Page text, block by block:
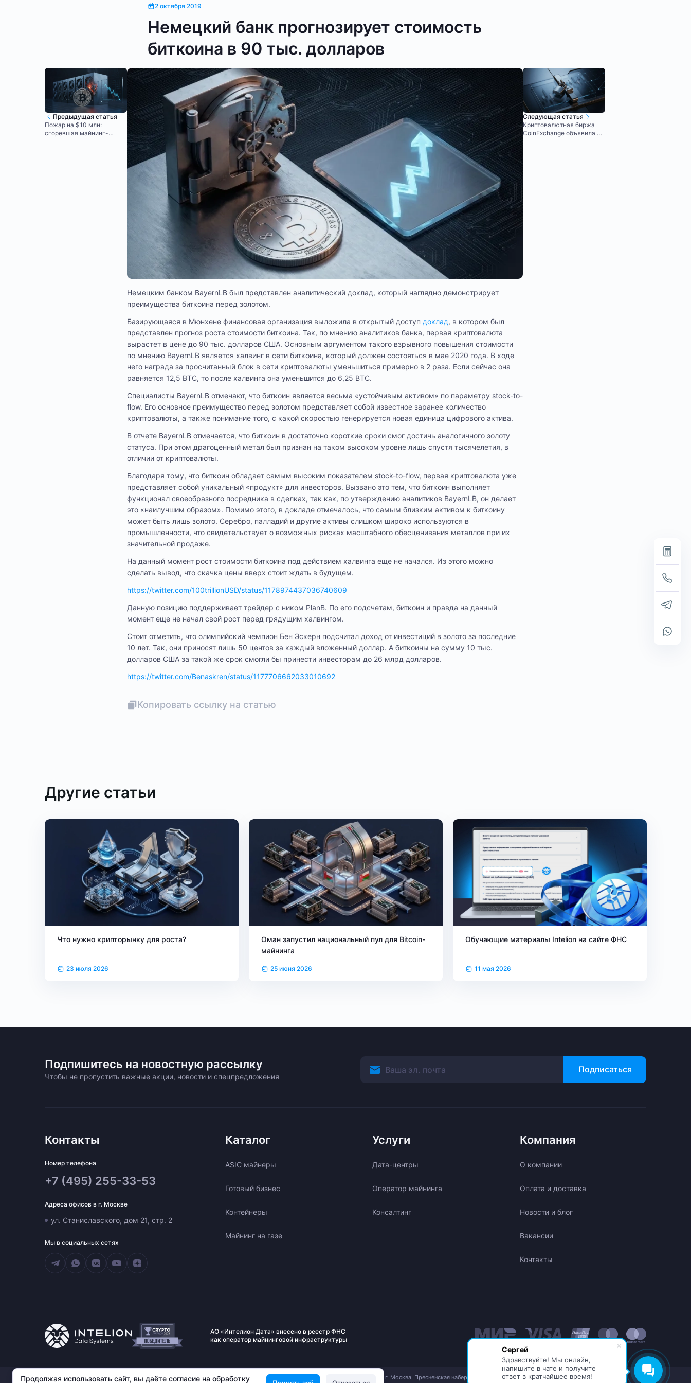
Сергей
Здравствуйте! Мы онлайн,
напишите в чате и получите
ответ в кратчайшее время!
2 октября 2019
Немецкий банк прогнозирует стоимость
биткоина в 90 тыс. долларов
Предыдущая статья
Пожар на $10 млн:
сгоревшая майнинг-
Немецким банком BayernLB был представлен аналитический доклад, который наглядно демонстрирует
преимущества биткоина перед золотом.
Базирующаяся в Мюнхене финансовая организация выложила в открытый доступ доклад, в котором был
представлен прогноз роста стоимости биткоина. Так, по мнению аналитиков банка, первая криптовалюта
вырастет в цене до 90 тыс. долларов США. Основным аргументом такого взрывного повышения стоимости
по мнению BayernLB является халвинг в сети биткоина, который должен состояться в мае 2020 года. В ходе
него награда за просчитанный блок в сети криптовалюты уменьшиться примерно в 2 раза. Если сейчас она
равняется 12,5 BTC, то после халвинга она уменьшится до 6,25 BTC.
Специалисты BayernLB отмечают, что биткоин является весьма «устойчивым активом» по параметру stock-to-
flow. Его основное преимущество перед золотом представляет собой известное заранее количество
криптовалюты, а также понимание того, с какой скоростью генерируется новая единица цифрового актива.
В отчете BayernLB отмечается, что биткоин в достаточно короткие сроки смог достичь аналогичного золоту
статуса. При этом драгоценный метал был признан на таком высоком уровне лишь спустя тысячелетия, в
отличии от криптовалюты.
Благодаря тому, что биткоин обладает самым высоким показателем stock-to-flow, первая криптовалюта уже
представляет собой уникальный «продукт» для инвесторов. Вызвано это тем, что биткоин выполняет
функционал своеобразного посредника в сделках, так как, по утверждению аналитиков BayernLB, он делает
это «наилучшим образом». Помимо этого, в докладе отмечалось, что самым близким активом к биткоину
может быть лишь золото. Серебро, палладий и другие активы слишком широко используются в
промышленности, что свидетельствует о возможных рисках масштабного обесценивания металлов при их
значительной продаже.
На данный момент рост стоимости биткоина под действием халвинга еще не начался. Из этого можно
сделать вывод, что скачка цены вверх стоит ждать в будущем.
https://twitter.com/100trillionUSD/status/1178974437036740609
Данную позицию поддерживает трейдер с ником PlanB. По его подсчетам, биткоин и правда на данный
момент еще не начал свой рост перед грядущим халвингом.
Стоит отметить, что олимпийский чемпион Бен Эскерн подсчитал доход от инвестиций в золото за последние
10 лет. Так, они приносят лишь 50 центов за каждый вложенный доллар. А биткоины на сумму 10 тыс.
долларов США за такой же срок смогли бы принести инвесторам до 26 млрд долларов.
https://twitter.com/Benaskren/status/1177706662033010692
Копировать ссылку на статью
Следующая статья
Криптовалютная биржа
CoinExchange объявила о
Другие статьи
Что нужно крипторынку для роста?
23 июля 2026
Оман запустил национальный пул для Bitcoin-
майнинга
25 июня 2026
Обучающие материалы Intelion на сайте ФНС
11 мая 2026
Продолжая использовать сайт, вы даёте согласие на обработку
Подпишитесь на новостную рассылку
Чтобы не пропустить важные акции, новости и спецпредложения
Подписаться
Контакты
Номер телефона
+7 (495) 255-33-53
Адреса офисов в г. Москве
ул. Станиславского, дом 21, стр. 2
Мы в социальных сетях
Каталог
ASIC майнеры
Готовый бизнес
Контейнеры
Майнинг на газе
Услуги
Дата-центры
Оператор майнинга
Консалтинг
Компания
О компании
Оплата и доставка
Новости и блог
Вакансии
Контакты
АО «Интелион Дата» внесено в реестр ФНС
как оператор майнинговой инфраструктуры
АО «Интелион Дата». 109004, г. Москва, ул. Станиславского,
АО «Вычислительные Системы Интелион». 123112, г. Москва, Пресненская набережная,
© АО «ИНТЕЛИОН ДАТА» 2026